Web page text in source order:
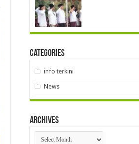
Categories
info terkini
News
Archives
Archives